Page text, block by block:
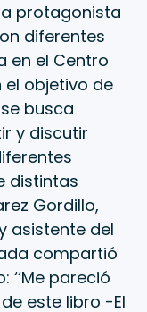
protagonista
diferentes
en el Centro
el objetivo de
busca
y discutir
distintas
Gordillo,
asistente del
compartió
pareció
este libro -El